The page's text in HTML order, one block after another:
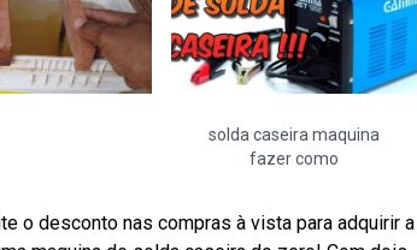
solda caseira maquina
fazer como
o desconto nas compras à vista para adquirir a